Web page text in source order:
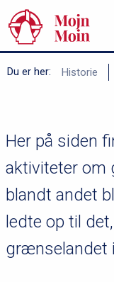
til
hovedindhold
Du er her:
d
k
r
u
m
m
Historie
Her på siden
aktiviteter om
blandt andet
ledte op til
grænselandet